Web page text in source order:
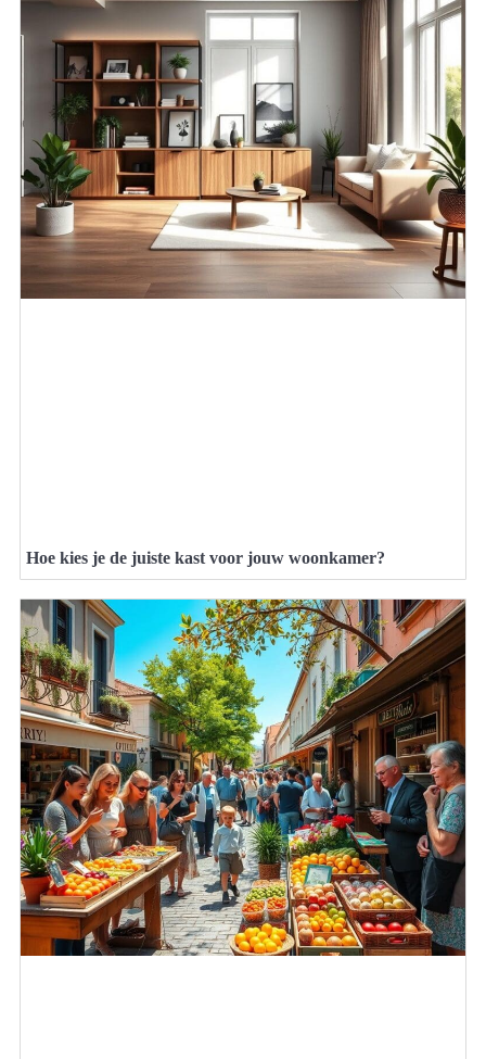
Hoe kies je de juiste kast voor jouw woonkamer?